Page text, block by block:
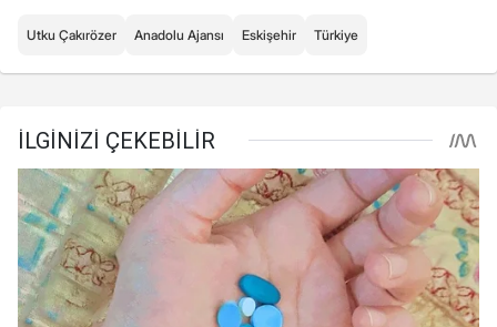
Utku Çakırözer Anadolu Ajansı Eskişehir Türkiye